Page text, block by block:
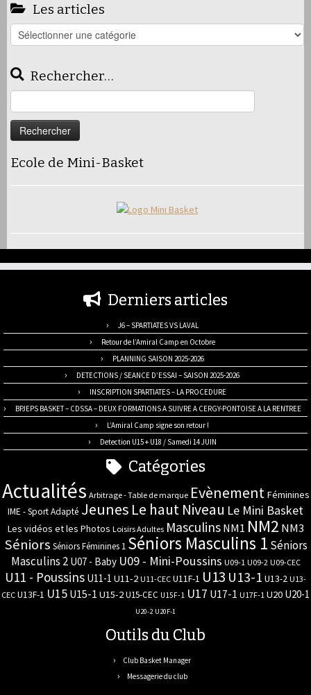
Les articles
Les
articles
Rechercher…
Ecole de Mini-Basket
Derniers articles
J6 – SPARTIATES VS LAVAL
Retour de l’Amiral Camp en Octobre
PLANNING SAISON 2025-2026
DETECTIONS / SEANCE D’ESSAI – SAISON 2025-2026
INSCRIPTION SPARTIATES – LA PROCEDURE
BPJEPS BASKET – CDSSA – DEUX FORMATIONS A SUIVRE A CERGY-PONTOISE A LA RENTREE
L’Amiral Camp signe son retour !
Detection U15 + U18 / Samedi 14 JUIN
Catégories
Actualités Arbitrage - Table de marque Evènement Féminines
IME - Sport Adapté Jeunes Le haut Niveau Le Mini Basket
Les vidéos et les Photos Loisirs Adultes Masculins NM1 NM2 NM3
Séniors Séniors Féminines 1 Séniors Masculins 1 Séniors
Masculins 2 U07 - Baby U09 - Mini-Poussins U09-1 U09-2 U09-CEC
U11 - Poussins U11-1 U11-2 U11-CEC U11F-1 U13 U13-1 U13-2 U13-
CEC U13F-1 U15 U15-1 U15-2U15-CEC U15F-1 U17 U17-1 U17F-1 U20 U20-1
U20-2 U20F-1
Outils du Club
Club Basket Manager
Messagerie du club